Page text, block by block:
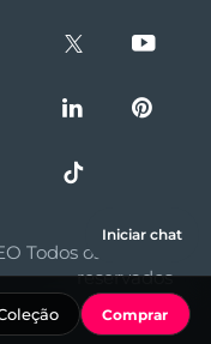
Todos os direitos
reservados
Iniciar chat
Comprar